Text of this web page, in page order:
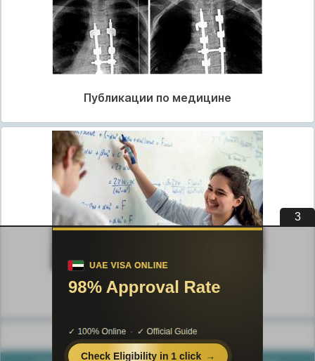
Публикации по медицине
Публикации по педагогике
Разделы публикаций
3